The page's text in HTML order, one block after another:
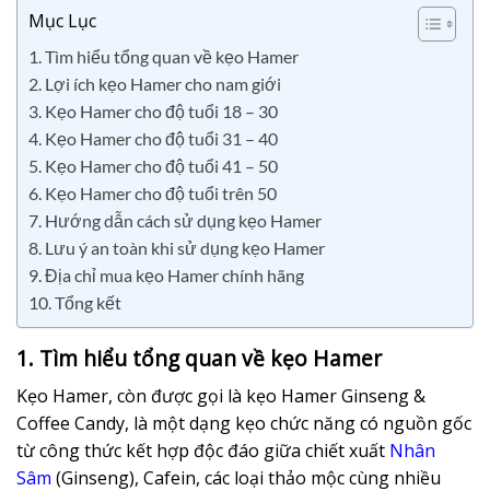
Mục Lục
1. Tìm hiểu tổng quan về kẹo Hamer
2. Lợi ích kẹo Hamer cho nam giới
3. Kẹo Hamer cho độ tuổi 18 – 30
4. Kẹo Hamer cho độ tuổi 31 – 40
5. Kẹo Hamer cho độ tuổi 41 – 50
6. Kẹo Hamer cho độ tuổi trên 50
7. Hướng dẫn cách sử dụng kẹo Hamer
8. Lưu ý an toàn khi sử dụng kẹo Hamer
9. Địa chỉ mua kẹo Hamer chính hãng
10. Tổng kết
1. Tìm hiểu tổng quan về kẹo Hamer
Kẹo Hamer, còn được gọi là kẹo Hamer Ginseng &
Coffee Candy, là một dạng kẹo chức năng có nguồn gốc
từ công thức kết hợp độc đáo giữa chiết xuất Nhân
Sâm (Ginseng), Cafein, các loại thảo mộc cùng nhiều